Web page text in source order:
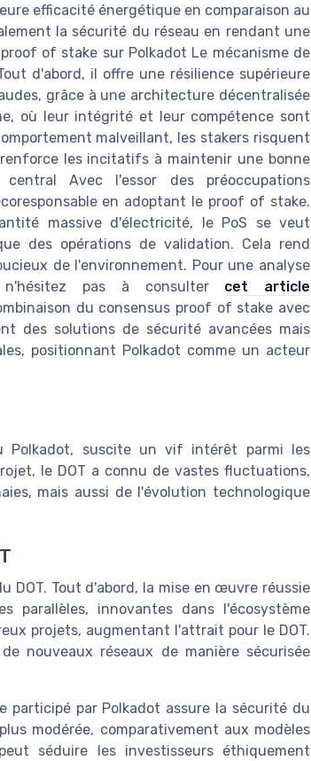
efficacité énergétique en comparaison au
la sécurité du réseau en rendant une
of stake sur Polkadot Le mécanisme de
d'abord, il offre une résilience supérieure
grâce à une architecture décentralisée
où leur intégrité et leur compétence sont
malveillant, les stakers risquent
les incitatifs à maintenir une bonne
Avec l'essor des préoccupations
en adoptant le proof of stake.
massive d'électricité, le PoS se veut
des opérations de validation. Cela rend
de l'environnement. Pour une analyse
n'hésitez pas à consulter cet article
du consensus proof of stake avec
des solutions de sécurité avancées mais
positionnant Polkadot comme un acteur
Polkadot, suscite un vif intérêt parmi les
le DOT a connu de vastes fluctuations,
mais aussi de l'évolution technologique
DOT. Tout d'abord, la mise en œuvre réussie
parallèles, innovantes dans l'écosystème
projets, augmentant l'attrait pour le DOT.
nouveaux réseaux de manière sécurisée
participé par Polkadot assure la sécurité du
modérée, comparativement aux modèles
séduire les investisseurs éthiquement